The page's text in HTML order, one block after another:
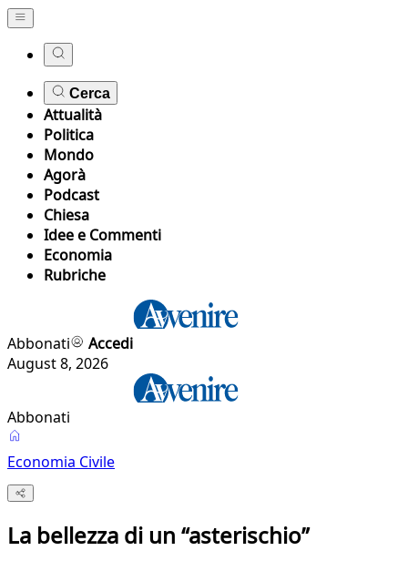
Cerca
Attualità
Politica
Mondo
Agorà
Podcast
Chiesa
Idee e Commenti
Economia
Rubriche
Abbonati
Accedi
August 8, 2026
Abbonati
Economia Civile
La bellezza di un “asterischio”